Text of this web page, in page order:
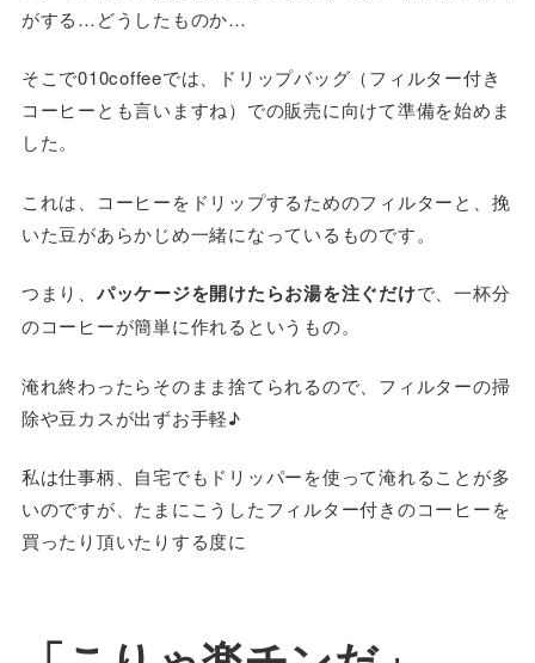
がする…どうしたものか…
そこで010coffeeでは、ドリップバッグ（フィルター付き
コーヒーとも言いますね）での販売に向けて準備を始めま
した。
これは、コーヒーをドリップするためのフィルターと、挽
いた豆があらかじめ一緒になっているものです。
つまり、 パッケージを開けたらお湯を注ぐだけで、一杯分
のコーヒーが簡単に作れるというもの。
淹れ終わったらそのまま捨てられるので、フィルターの掃
除や豆カスが出ずお手軽♪
私は仕事柄、自宅でもドリッパーを使って淹れることが多
いのですが、たまにこうしたフィルター付きのコーヒーを
買ったり頂いたりする度に